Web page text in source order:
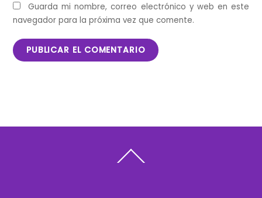
Guarda mi nombre, correo electrónico y web en este
navegador para la próxima vez que comente.
To